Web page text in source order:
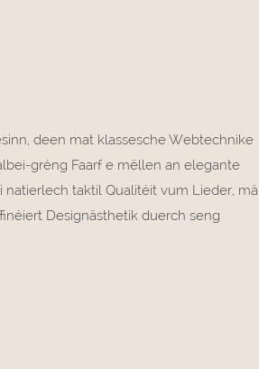
deen mat klassesche Webtechnike
gréng Faarf e mëllen an elegante
taktil Qualitéit vum Lieder, mä
Designästhetik duerch seng